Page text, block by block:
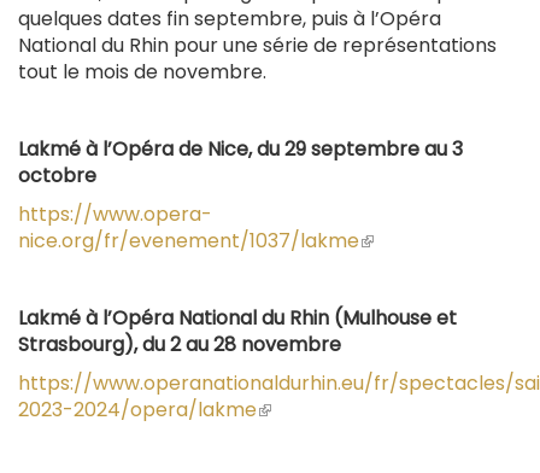
quelques dates fin septembre, puis à l’Opéra
National du Rhin pour une série de représentations
tout le mois de novembre.
Lakmé à l’Opéra de Nice, du 29 septembre au 3
octobre
https://www.opera-
nice.org/fr/evenement/1037/lakme(le
externe)
Lakmé à l’Opéra National du Rhin (Mulhouse et
Strasbourg), du 2 au 28 novembre
https://www.operanationaldurhin.eu/fr/spectacles/
2023-2024/opera/lakme(le